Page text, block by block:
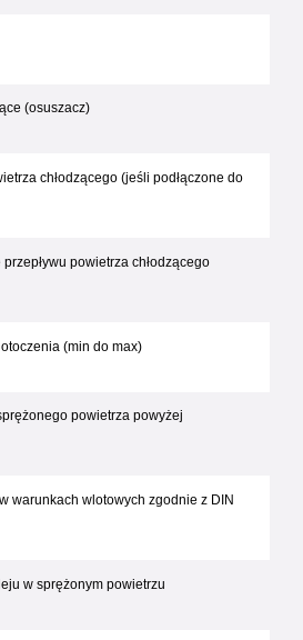
(osuszacz)
chłodzącego (jeśli podłączone do
powietrza chłodzącego
(min do max)
powietrza powyżej
warunkach wlotowych zgodnie z DIN
w sprężonym powietrzu